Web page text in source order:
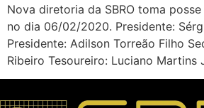
Nova diretoria da SBRO toma
no dia 06/02/2020. Presidente:
Presidente: Adilson Torreão Filho
Ribeiro Tesoureiro: Luciano Martins